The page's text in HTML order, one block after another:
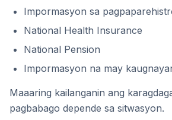
Impormasyon sa
National Health Insurance
National Pension
Impormasyon na may
Maaaring kailanganin ang
pagbabago depende sa sitwasyon.